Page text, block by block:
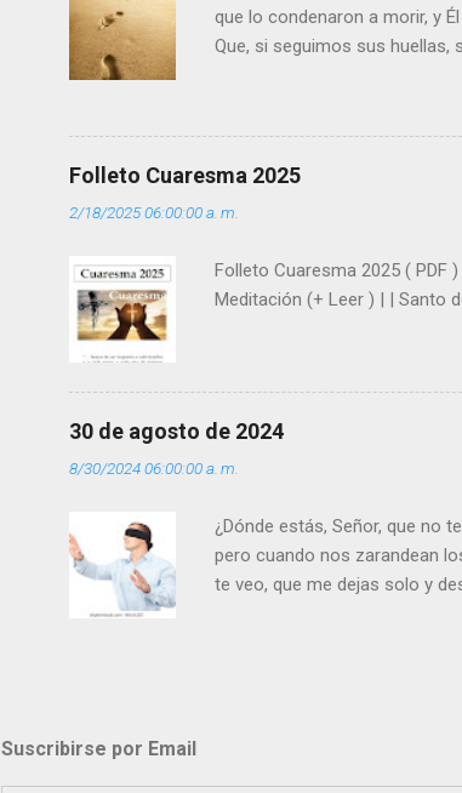
que lo condenaron a morir, y
Que, si seguimos sus
que los demás se sientan
pero tú me das la savia para
”. - ¿Te sientes super
(+ Leer ) |
Folleto Cuaresma 2025
2/18/2025 06:00:00 a. m.
Folleto Cuaresma 2025 ( PDF
Meditación (+ Leer ) | | Santo
30 de agosto de 2024
8/30/2024 06:00:00 a. m.
¿Dónde estás, Señor, que no
pero cuando nos zarandean
te veo, que me dejas solo y
porque lloras tus problemas
perdón que el odio? Si es así,
Suscribirse por Email